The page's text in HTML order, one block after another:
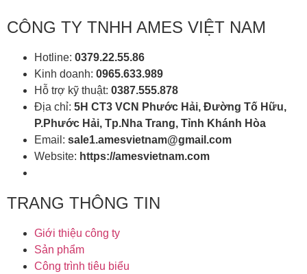
CÔNG TY TNHH AMES VIỆT NAM
Hotline: 0379.22.55.86
Kinh doanh: 0965.633.989
Hỗ trợ kỹ thuật: 0387.555.878
Địa chỉ: 5H CT3 VCN Phước Hải, Đường Tố Hữu,
P.Phước Hải, Tp.Nha Trang, Tỉnh Khánh Hòa
Email: sale1.amesvietnam@gmail.com
Website: https://amesvietnam.com
TRANG THÔNG TIN
Giới thiệu công ty
Sản phẩm
Công trình tiêu biểu